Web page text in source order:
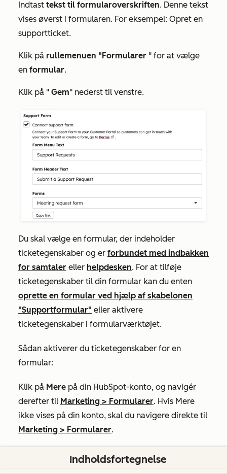
Indtast tekst til formularoverskriften. Denne tekst
vises øverst i formularen. For eksempel: Opret en
supportticket.
Klik på rullemenuen "Formularer " for at vælge
en formular.
Klik på " Gem" nederst til venstre.
Du skal vælge en formular, der indeholder
ticketegenskaber og er forbundet med indbakken
for samtaler eller helpdesken. For at tilføje
ticketegenskaber til din formular kan du enten
oprette en formular ved hjælp af skabelonen
"Supportformular" eller aktivere
ticketegenskaber i formularværktøjet.
Sådan aktiverer du ticketegenskaber for en
formular:
Klik på Mere på din HubSpot-konto, og navigér
derefter til Marketing > Formularer. Hvis Mere
ikke vises på din konto, skal du navigere direkte til
Marketing > Formularer.
Indholdsfortegnelse